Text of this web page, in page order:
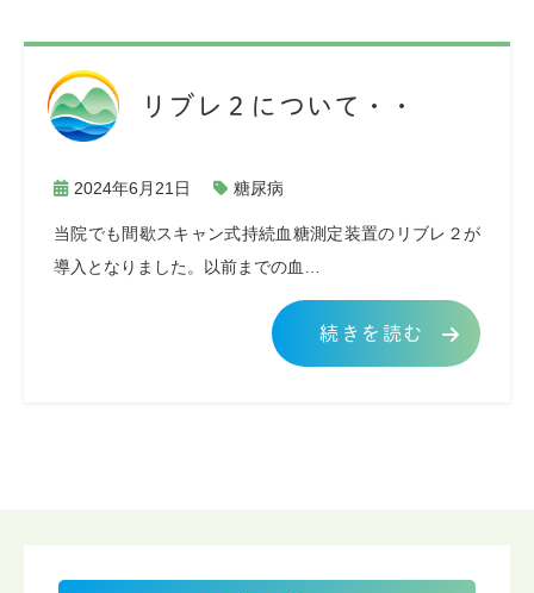
リブレ２について・・
2024年6月21日 糖尿病
当院でも間歇スキャン式持続血糖測定装置のリブレ２が
導入となりました。以前までの血…
続きを読む